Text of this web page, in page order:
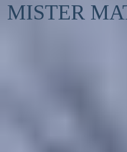
MISTER